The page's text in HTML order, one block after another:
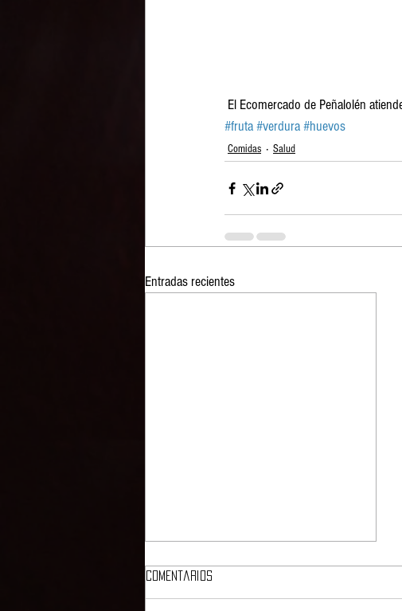
El Ecomercado de Peñalolén
#fruta#verdura#huevos
Comidas Salud
Entradas recientes
Comentarios